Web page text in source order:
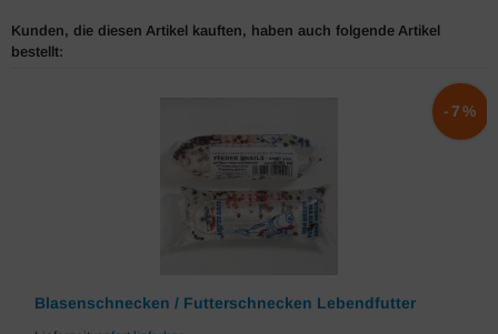
Kunden, die diesen Artikel kauften, haben auch folgende Artikel
bestellt:
Blasenschnecken / Futterschnecken Lebendfutter
-7%